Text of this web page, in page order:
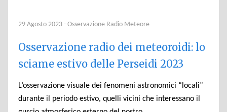
29 Agosto 2023 - Osservazione Radio Meteore
Osservazione radio dei meteoroidi: lo
sciame estivo delle Perseidi 2023
L’osservazione visuale dei fenomeni astronomici “locali”
durante il periodo estivo, quelli vicini che interessano il